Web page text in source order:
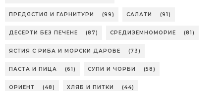
ПРЕДЯСТИЯ И ГАРНИТУРИ (99) САЛАТИ (91)
ДЕСЕРТИ БЕЗ ПЕЧЕНЕ (87) СРЕДИЗЕМНОМОРИЕ (81)
ЯСТИЯ С РИБА И МОРСКИ ДАРОВЕ (73)
ПАСТА И ПИЦА (61) СУПИ И ЧОРБИ (58)
ОРИЕНТ (48) ХЛЯБ И ПИТКИ (44)